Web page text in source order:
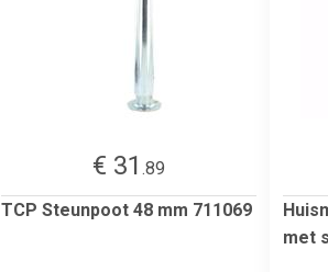
€ 31 .89
TCP Steunpoot 48 mm 711069
met